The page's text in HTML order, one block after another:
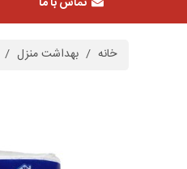
خانه / بهداشت منزل /